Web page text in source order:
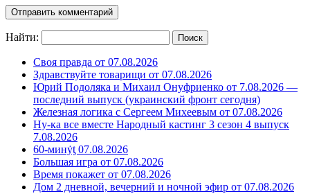
Найти:
Своя правда от 07.08.2026
Здравствуйте товарищи от 07.08.2026
Юрий Подоляка и Михаил Онуфриенко от 7.08.2026 —
последний выпуск (украинский фронт сегодня)
Железная логика с Сергеем Михеевым от 07.08.2026
Ну-ка все вместе Народный кастинг 3 сезон 4 выпуск
7.08.2026
60-минẏƫ 07.08.2026
Большая игра от 07.08.2026
Время покажет от 07.08.2026
Дом 2 дневной, вечерний и ночной эфир от 07.08.2026